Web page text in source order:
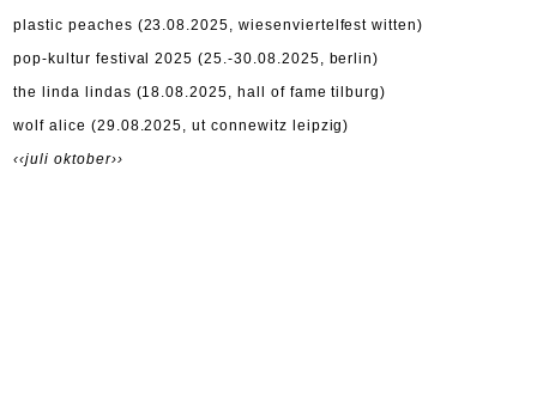
plastic peaches (23.08.2025, wiesenviertelfest witten)
pop-kultur festival 2025 (25.-30.08.2025, berlin)
the linda lindas (18.08.2025, hall of fame tilburg)
wolf alice (29.08.2025, ut connewitz leipzig)
‹‹juli oktober››